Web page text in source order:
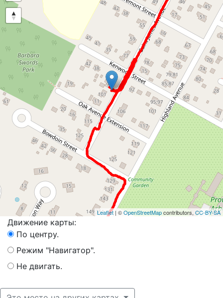
Leaflet | ©OpenStreetMapcontributors, CC-BY-SA
Движение карты:
По центру.
Режим "Навигатор".
Не двигать.